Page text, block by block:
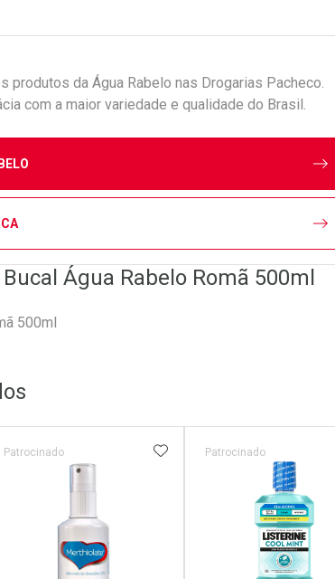
produtos da Água Rabelo nas Drogarias Pacheco.
com a maior variedade e qualidade do Brasil.
Água Rabelo Romã 500ml
500ml
AOS FAVORITOS
Patrocinado ADICIONAR AOS
Patrocinado